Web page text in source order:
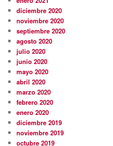
diciembre 2020
noviembre 2020
septiembre 2020
agosto 2020
julio 2020
junio 2020
mayo 2020
abril 2020
marzo 2020
febrero 2020
enero 2020
diciembre 2019
noviembre 2019
octubre 2019